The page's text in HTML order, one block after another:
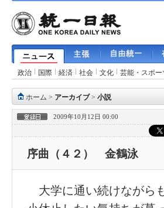
政治 国際 経済 社会 文化 芸能・スポー
ホーム > アーカイブ> 小説
2009年10月12日 00:00
序曲（４２） 金鶴泳
大学に通い続けながら